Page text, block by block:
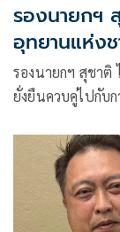
รองนายกฯ
อุทยานแห่ง
นโยบาย 'เที่
รองนายกฯ สุชาติ
ยั่งยืนควบคู่ไปกับ
เพิ่มประสิทธิภา
แนวทางการยกร
ภายใต้นโยบาย